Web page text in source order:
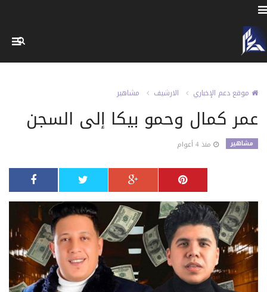
موقع دعم الإخباري الارشيف مشاهير
عمر كمال وحمو بيكا إلى السجن
مشاهير منذ 4 أعوام